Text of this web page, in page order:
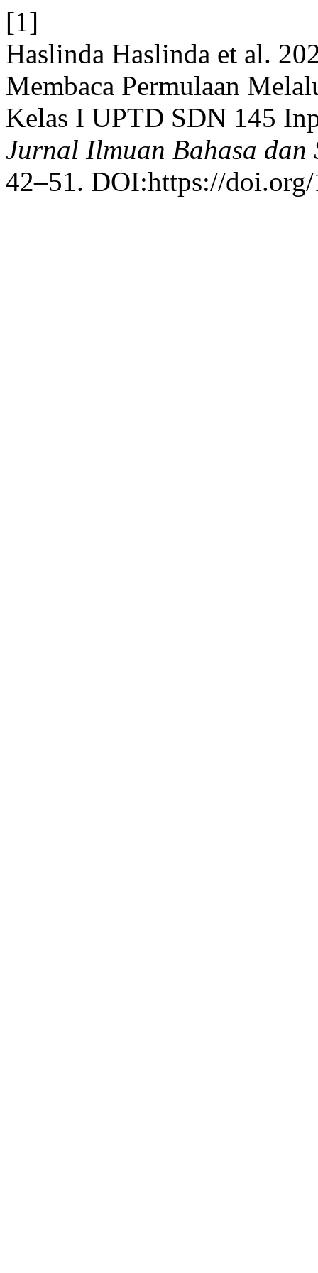
[1]
Haslinda Haslinda et al.
Membaca Permulaan
Kelas I UPTD SDN 145
Jurnal Ilmuan Bahasa dan
42–51. DOI:https://